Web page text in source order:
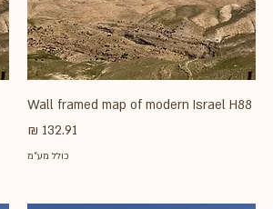
Wall framed map of modern Israel H88
מחיר
כולל מע״מ